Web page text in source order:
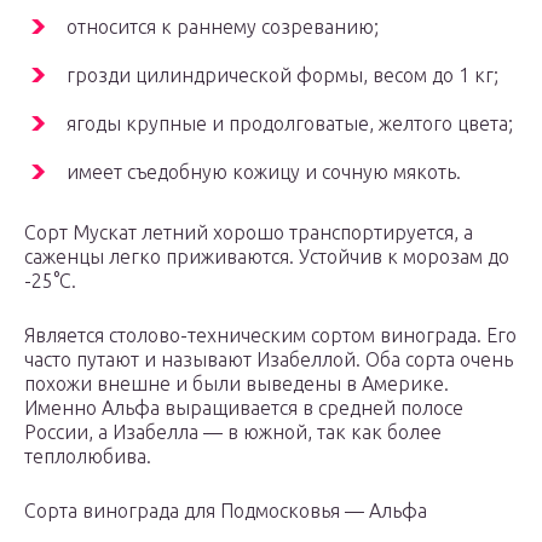
относится к раннему созреванию;
грозди цилиндрической формы, весом до 1 кг;
ягоды крупные и продолговатые, желтого цвета;
имеет съедобную кожицу и сочную мякоть.
Сорт Мускат летний хорошо транспортируется, а
саженцы легко приживаются. Устойчив к морозам до
-25°С.
Является столово-техническим сортом винограда. Его
часто путают и называют Изабеллой. Оба сорта очень
похожи внешне и были выведены в Америке.
Именно Альфа выращивается в средней полосе
России, а Изабелла — в южной, так как более
теплолюбива.
Сорта винограда для Подмосковья — Альфа